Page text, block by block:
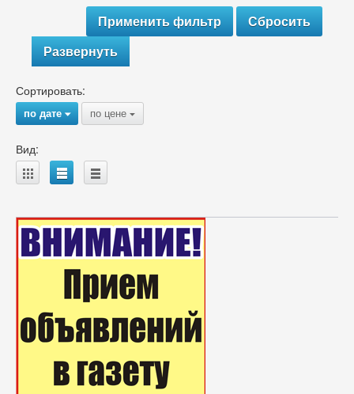
Развернуть
Сортировать:
по дате{ по цене {
Вид:
A B C